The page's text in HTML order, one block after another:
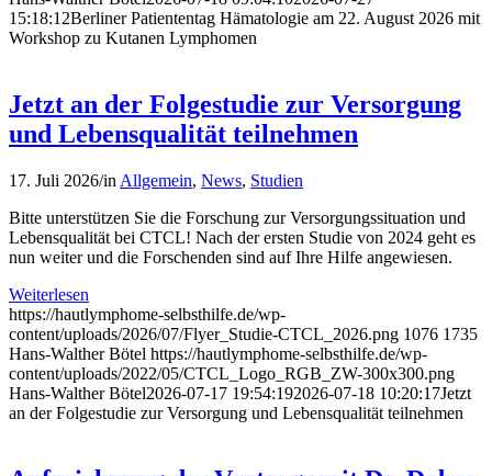
15:18:12Berliner Patiententag Hämatologie am 22. August 2026 mit
Workshop zu Kutanen Lymphomen
Jetzt an der Folgestudie zur Versorgung
und Lebensqualität teilnehmen
17. Juli 2026/in Allgemein, News, Studien
Bitte unterstützen Sie die Forschung zur Versorgungssituation und
Lebensqualität bei CTCL! Nach der ersten Studie von 2024 geht es
nun weiter und die Forschenden sind auf Ihre Hilfe angewiesen.
Weiterlesen
https://hautlymphome-selbsthilfe.de/wp-
content/uploads/2026/07/Flyer_Studie-CTCL_2026.png 1076 1735
Hans-Walther Bötel https://hautlymphome-selbsthilfe.de/wp-
content/uploads/2022/05/CTCL_Logo_RGB_ZW-300x300.png
Hans-Walther Bötel2026-07-17 19:54:192026-07-18 10:20:17Jetzt
an der Folgestudie zur Versorgung und Lebensqualität teilnehmen